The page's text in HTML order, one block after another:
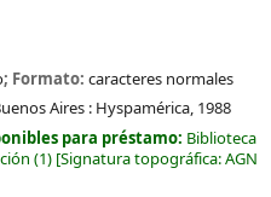
; Formato: caracteres normales
Aires : Hyspamérica, 1988
para préstamo: Biblioteca
(1) Signatura topográfica:AGN